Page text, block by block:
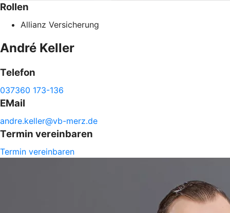
Rollen
Allianz Versicherung
André Keller
Telefon
037360 173-136
EMail
andre.keller@vb-merz.de
Termin vereinbaren
Termin vereinbaren